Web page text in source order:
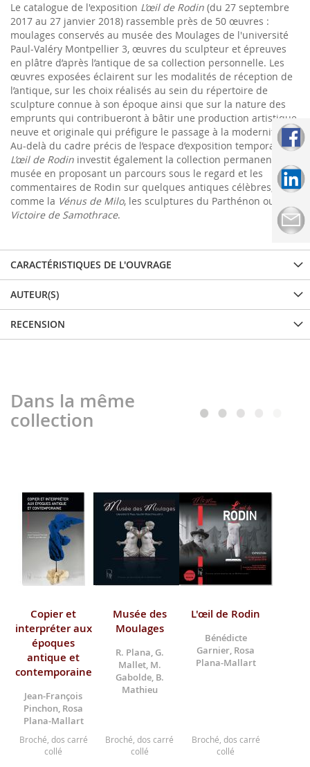
Le catalogue de l'exposition L’œil de Rodin (du 27 septembre
2017 au 27 janvier 2018) rassemble près de 50 œuvres :
moulages conservés au musée des Moulages de l'université
Paul-Valéry Montpellier 3, œuvres du sculpteur et épreuves
en plâtre d’après l’antique de sa collection personnelle. Les
œuvres exposées éclairent sur les modalités de réception de
l’antique, sur les choix réalisés au sein du répertoire de
sculpture connue à son époque ainsi que sur la nature des
emprunts qui contribueront à bâtir une production artistique
neuve et originale qui préfigure le passage à la modernité.
Au-delà du cadre précis de l’espace d’exposition temporaire,
L’œil de Rodin investit également la collection permanente du
musée en proposant un parcours sous le regard et les
commentaires de Rodin sur quelques antiques célèbres,
comme la Vénus de Milo, les sculptures du Parthénon ou la
Victoire de Samothrace.
CARACTÉRISTIQUES DE L'OUVRAGE
AUTEUR(S)
RECENSION
Dans la même
collection
Copier et
interpréter aux
époques
antique et
contemporaine
Jean-François
Pinchon, Rosa
Plana-Mallart
Broché, dos carré
collé
Musée des
Moulages
R. Plana, G.
Mallet, M.
Gabolde, B.
Mathieu
Broché, dos carré
collé
L'œil de Rodin
Bénédicte
Garnier, Rosa
Plana-Mallart
Broché, dos carré
collé